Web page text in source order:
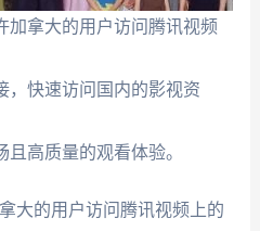
加拿大的用户访问腾讯视频
，快速访问国内的影视资
高质量的观看体验。
大的用户访问腾讯视频上的